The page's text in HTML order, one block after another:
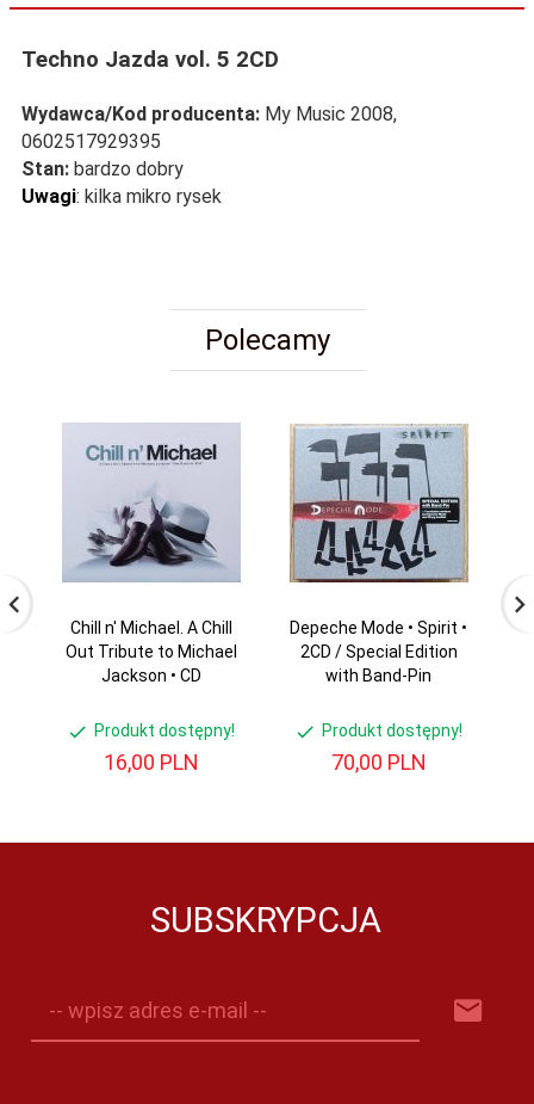
Techno Jazda vol. 5 2CD
Wydawca/Kod producenta: My Music 2008,
0602517929395
Stan: bardzo dobry
Uwagi: kilka mikro rysek
Polecamy
Chill n' Michael. A Chill
Out Tribute to Michael
Jackson • CD
Produkt dostępny!
16,00 PLN
Depeche Mode • Spirit •
2CD / Special Edition
with Band-Pin
Produkt dostępny!
70,00 PLN
SUBSKRYPCJA
-- wpisz adres e-mail --